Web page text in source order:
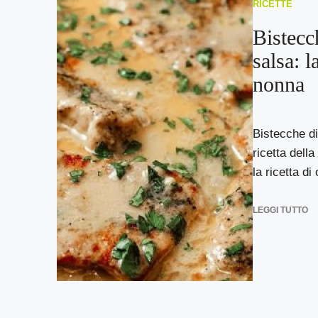
RICETTE
salsa:
nonna
Bistecche
ricetta della
la ricetta di
LEGGI TUTTO